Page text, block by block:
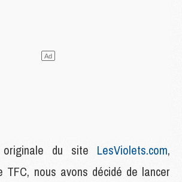
du site LesViolets.com,
TFC, nous avons décidé de lancer